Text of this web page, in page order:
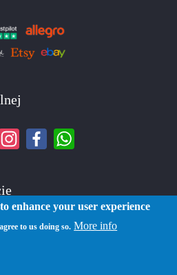
enhance your user experience
to us doing so. More info